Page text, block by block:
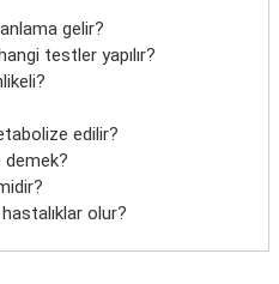
gelir?
testler yapılır?
edilir?
demek?
olur?